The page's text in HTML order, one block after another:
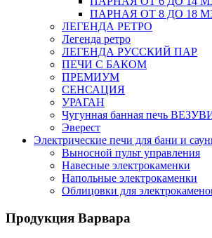
ПАРНАЯ ОТ 8 ДО 18
ЛЕГЕНДА РЕТРО
Легенда ретро
ЛЕГЕНДА РУССКИЙ ПАР
ПЕЧИ С БАКОМ
ПРЕМИУМ
СЕНСАЦИЯ
УРАГАН
Чугунная банная печь
Эверест
Электрические печи для бани и
Выносной пульт управления
Навесные электрокаменки
Напольные электрокаменки
Облицовки для
Продукция Варвара